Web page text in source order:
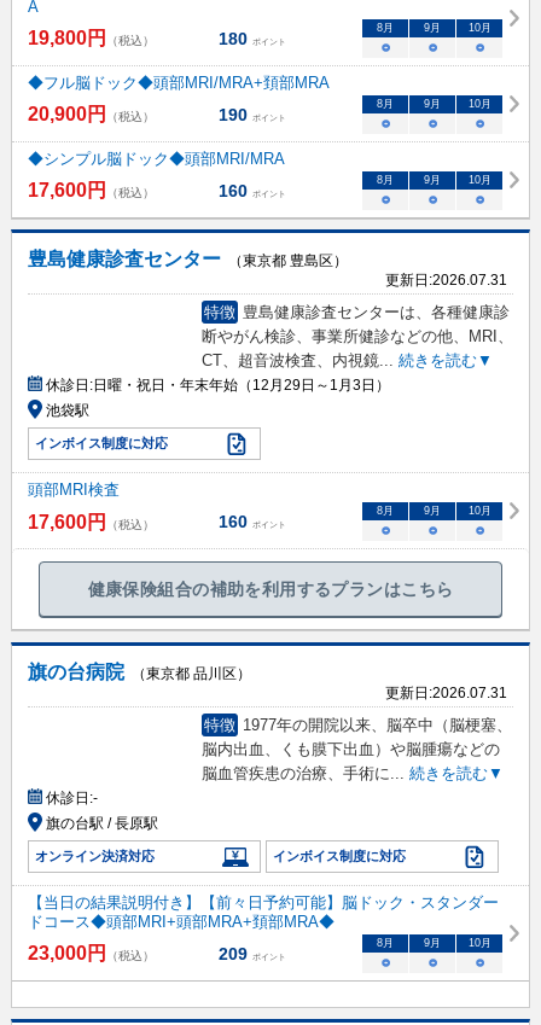
A
19,800円 （税込） 180 ポイント
8 月 9 月 10月
○ ○ ○
◆フル脳ドック◆頭部MRI/MRA+頚部MRA
20,900円 （税込） 190 ポイント
8 月 9 月 10月
○ ○ ○
◆シンプル脳ドック◆頭部MRI/MRA
17,600円 （税込） 160 ポイント
8 月 9 月 10月
○ ○ ○
豊島健康診査センター
（東京都 豊島区）
更新日:2026.07.31
特徴 豊島健康診査センターは、各種健康診
断やがん検診、事業所健診などの他、MRI、
CT、超音波検査、内視鏡... 続きを読む▼
休診日:日曜・祝日・年末年始（12月29日～1月3日）
池袋駅
インボイス制度に対応
頭部MRI検査
17,600円 （税込） 160 ポイント
8月 9月 10月
○ ○ ○
健康保険組合の補助を利用するプランはこちら
旗の台病院
（東京都 品川区）
更新日:2026.07.31
特徴 1977年の開院以来、脳卒中（脳梗塞、
脳内出血、くも膜下出血）や脳腫瘍などの
脳血管疾患の治療、手術に
続きを読む▼
休診日:-
旗の台駅 / 長原駅
オンライン決済対応 インボイス制度に対応
【当日の結果説明付き】【前々日予約可能】脳ドック・スタンダー
ドコース◆頭部MRI+頭部MRA+頚部MRA◆
23,000円 （税込） 209 ポイント
8 月 9 月 10月
○ ○ ○